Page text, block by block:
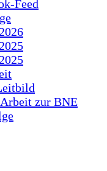
Feed
zur BNE